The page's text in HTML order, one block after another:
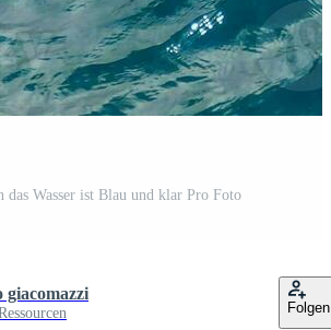
das Wasser ist Blau und klar Pro Foto
giacomazzi
Folgen